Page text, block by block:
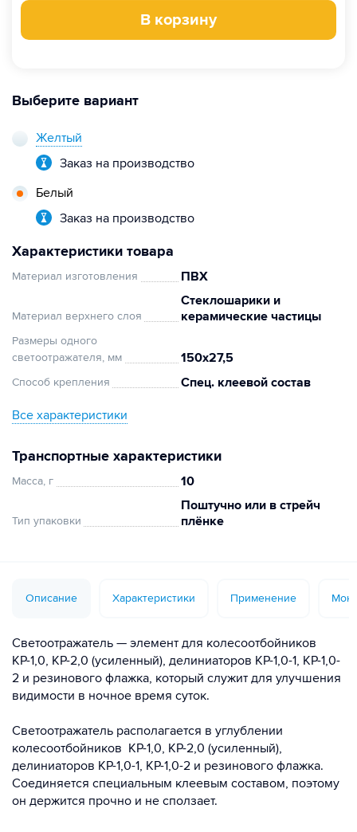
В корзину
Выберите вариант
Желтый
Заказ на производство
Белый
Заказ на производство
Характеристики товара
Материал изготовления ПВХ
Материал верхнего слоя
Стеклошарики и
керамические частицы
Размеры одного
светоотражателя, мм
150х27,5
Способ крепления Спец. клеевой состав
Все характеристики
Транспортные характеристики
Масса, г 10
Тип упаковки
Поштучно или в стрейч
плёнке
Описание Характеристики Применение
Светоотражатель — элемент для колесоотбойников
КР-1,0, КР-2,0 (усиленный), делиниаторов КР-1,0-1, КР-1,0-
2 и резинового флажка, который служит для улучшения
видимости в ночное время суток.
Светоотражатель располагается в углублении
колесоотбойников КР-1,0, КР-2,0 (усиленный),
делиниаторов КР-1,0-1, КР-1,0-2 и резинового флажка.
Соединяется специальным клеевым составом, поэтому
он держится прочно и не сползает.